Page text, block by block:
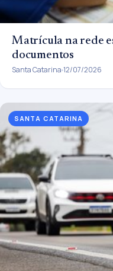
Matrícula na rede
documentos
Santa Catarina 12/07/2026
SANTA CATARINA